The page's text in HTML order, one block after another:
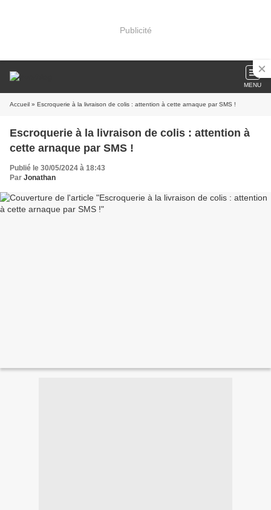
Publicité
MENU
Accueil » Escroquerie à la livraison de colis : attention à cette arnaque par SMS !
Escroquerie à la livraison de colis : attention à
cette arnaque par SMS !
Publié le 30/05/2024 à 18:43
Par Jonathan